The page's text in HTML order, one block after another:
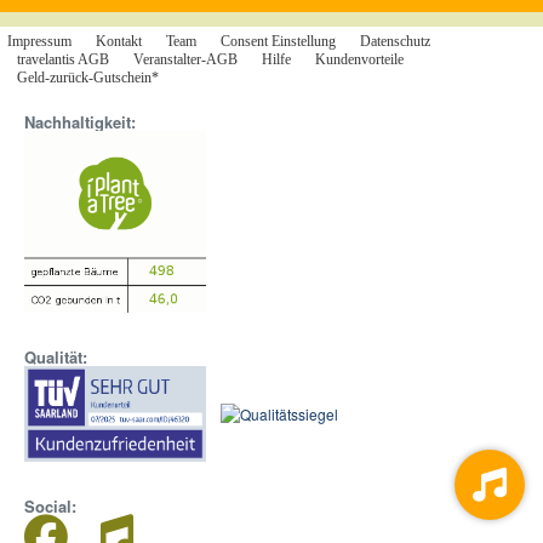
Impressum Kontakt Team Consent Einstellung
Datenschutz
travelantis AGB
Veranstalter-AGB Hilfe
Kundenvorteile
Geld-zurück-Gutschein*
Nachhaltigkeit:
Qualität:
Social: